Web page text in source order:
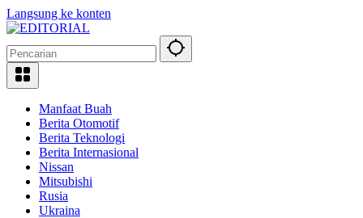
Langsung ke konten
Manfaat Buah
Berita Otomotif
Berita Teknologi
Berita Internasional
Nissan
Mitsubishi
Rusia
Ukraina